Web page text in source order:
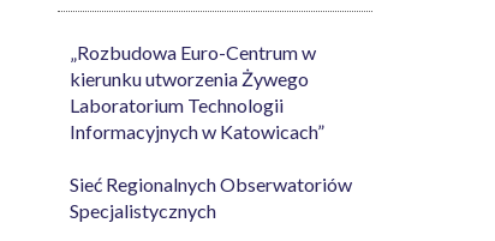
„Rozbudowa Euro-Centrum w
kierunku utworzenia Żywego
Laboratorium Technologii
Informacyjnych w Katowicach”
Sieć Regionalnych Obserwatoriów
Specjalistycznych